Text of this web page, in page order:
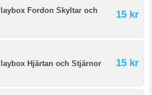
Fordon Skyltar och
15 kr
Hjärtan och Stjärnor 15 kr